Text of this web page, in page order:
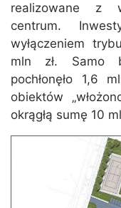
realizowane z
centrum.
wyłączeniem
mln zł. Samo
pochłonęło 1,6
obiektów
okrągłą sumę 10